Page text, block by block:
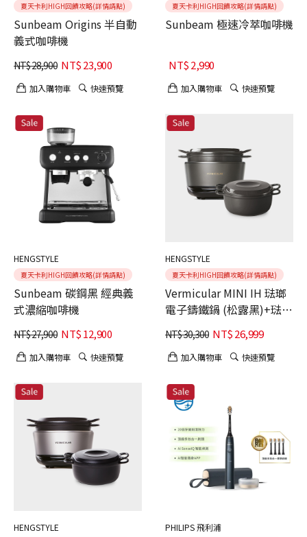
夏天卡利HIGH回饋攻略(詳情請點)
Sunbeam Origins 半自動
義式咖啡機
NT$28,900 NT$23,900
加入購物車 快速預覽
夏天卡利HIGH回饋攻略(詳情請點)
Sunbeam 極速冷萃咖啡機
NT$2,990
加入購物車 快速預覽
HENGSTYLE
夏天卡利HIGH回饋攻略(詳情請點)
Sunbeam 碳鋼黑 經典義
式濃縮咖啡機
NT$27,900 NT$12,900
加入購物車 快速預覽
HENGSTYLE
夏天卡利HIGH回饋攻略(詳情請點)
Vermicular MINI IH 琺瑯
電子鑄鐵鍋 (松露黑)+琺瑯
鑄鐵鍋19CM(深灰)
NT$30,300 NT$26,999
加入購物車 快速預覽
HENGSTYLE PHILIPS 飛利浦